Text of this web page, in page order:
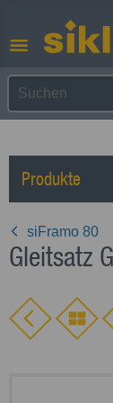
Produkte
siFramo 80
Gleitsatz